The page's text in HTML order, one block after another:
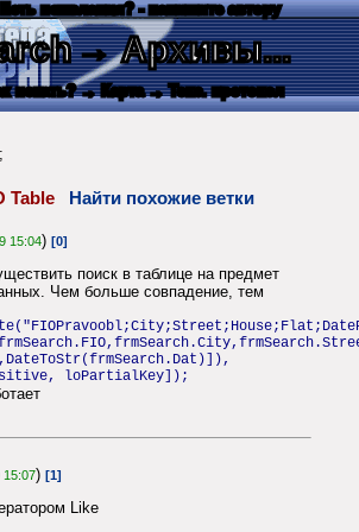
пожелания? - напишите автору
→ Архивы...
искать? → Карта → Текс. протокол
;
Table Найти похожие ветки
15:04) [0]
поиск в таблице на предмет
Чем больше совпадение, тем
loPartialKey]);
15:07) [1]
Like